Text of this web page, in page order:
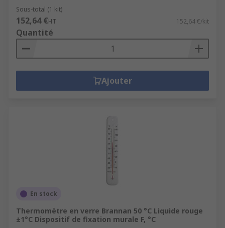
Sous-total (1 kit)
152,64 €HT 152,64 €/kit
Quantité
Ajouter
En stock
Thermomètre en verre Brannan 50 °C Liquide rouge
±1°C Dispositif de fixation murale F, °C